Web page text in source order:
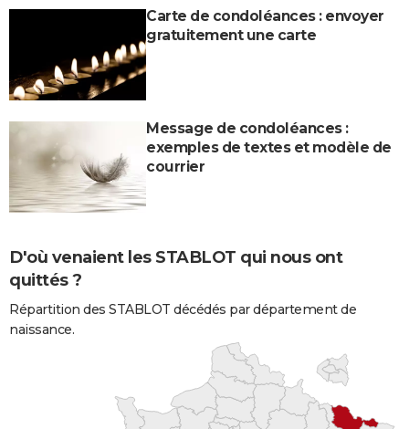
Carte de condoléances : envoyer
gratuitement une carte
Message de condoléances :
exemples de textes et modèle de
courrier
D'où venaient les STABLOT qui nous ont
quittés ?
Répartition des STABLOT décédés par département de
naissance.